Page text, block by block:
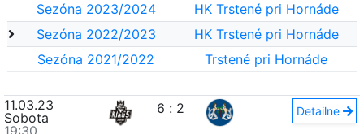
Sezóna 2023/2024
HK Trstené pri Hornáde
Sezóna 2022/2023
HK Trstené pri Hornáde
Sezóna 2021/2022
Trstené pri Hornáde
11.03.23
Sobota
19:30
6 : 2 Detailne